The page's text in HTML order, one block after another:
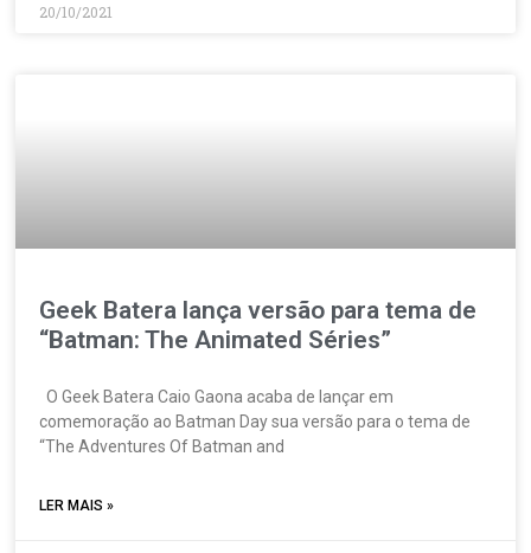
20/10/2021
Geek Batera lança versão para tema de
“Batman: The Animated Séries”
O ­Geek Batera Caio Gaona acaba de lançar em
comemoração ao Batman Day sua versão para o tema de
“The Adventures Of Batman and
LER MAIS »